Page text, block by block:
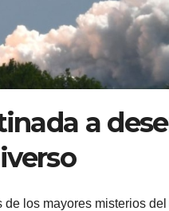
a
los mayores misterios